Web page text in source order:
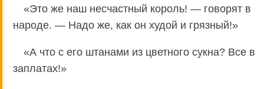
«Это же наш несчастный король! — говорят в
народе. — Надо же, как он худой и грязный!»
«А что с его штанами из цветного сукна? Все в
заплатах!»